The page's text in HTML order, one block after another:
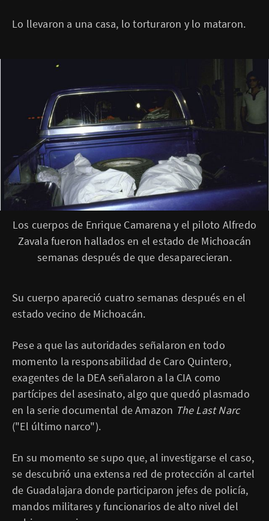
Lo llevaron a una casa, lo torturaron y lo mataron.
i
e
d
e
Los cuerpos de Enrique Camarena y el piloto Alfredo
Zavala fueron hallados en el estado de Michoacán
semanas después de que desaparecieran.
Su cuerpo apareció cuatro semanas después en el
estado vecino de Michoacán.
Pese a que las autoridades señalaron en todo
momento la responsabilidad de Caro Quintero,
exagentes de la DEA señalaron a la CIA como
partícipes del asesinato, algo que quedó plasmado
en la serie documental de Amazon The Last Narc
("El último narco").
En su momento se supo que, al investigarse el caso,
se descubrió una extensa red de protección al cartel
de Guadalajara donde participaron jefes de policía,
mandos militares y funcionarios de alto nivel del